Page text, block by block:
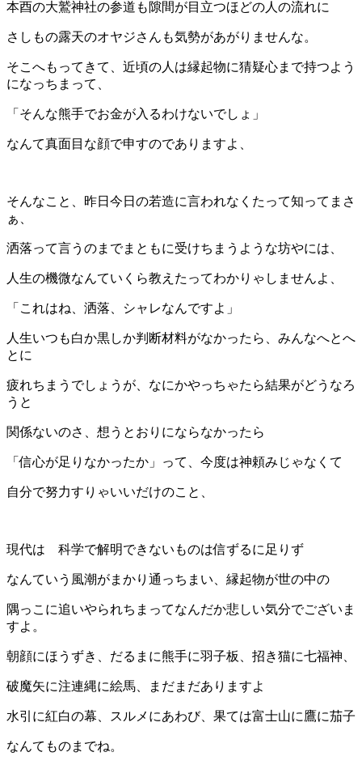
本酉の大鷲神社の参道も隙間が目立つほどの人の流れに
さしもの露天のオヤジさんも気勢があがりませんな。
そこへもってきて、近頃の人は縁起物に猜疑心まで持つよう
になっちまって、
「そんな熊手でお金が入るわけないでしょ」
なんて真面目な顔で申すのでありますよ、
そんなこと、昨日今日の若造に言われなくたって知ってまさ
ぁ、
洒落って言うのまでまともに受けちまうような坊やには、
人生の機微なんていくら教えたってわかりゃしませんよ、
「これはね、洒落、シャレなんですよ」
人生いつも白か黒しか判断材料がなかったら、みんなへとへ
とに
疲れちまうでしょうが、なにかやっちゃたら結果がどうなろ
うと
関係ないのさ、想うとおりにならなかったら
「信心が足りなかったか」って、今度は神頼みじゃなくて
自分で努力すりゃいいだけのこと、
現代は 科学で解明できないものは信ずるに足りず
なんていう風潮がまかり通っちまい、縁起物が世の中の
隅っこに追いやられちまってなんだか悲しい気分でございま
すよ。
朝顔にほうずき、だるまに熊手に羽子板、招き猫に七福神、
破魔矢に注連縄に絵馬、まだまだありますよ
水引に紅白の幕、スルメにあわび、果ては富士山に鷹に茄子
なんてものまでね。